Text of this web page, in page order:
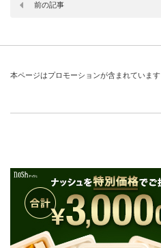
前の記事
本ページはプロモーションが含まれています